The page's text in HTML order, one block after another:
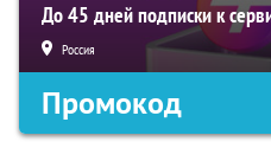
До 45 дней подписки к
Россия
Промокод